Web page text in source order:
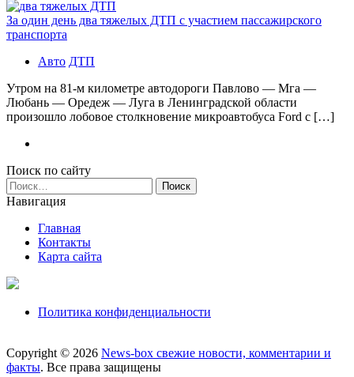
За один день два тяжелых ДТП с участием пассажирского
транспорта
Авто ДТП
Утром на 81-м километре автодороги Павлово — Мга —
Любань — Оредеж — Луга в Ленинградской области
произошло лобовое столкновение микроавтобуса Ford с […]
Поиск по сайту
Найти:
Навигация
Главная
Контакты
Карта сайта
Политика конфиденциальности
Copyright © 2026 News-box свежие новости, комментарии и
факты. Все права защищены